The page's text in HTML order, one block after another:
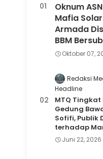
Oknum
Mafia
Armada
BBM
Oktober 07,
Redaksi
Headline
MTQ
Gedung
Sofifi, Publik
terhadap
Juni 22, 2026